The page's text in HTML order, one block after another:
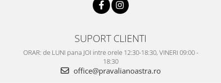
SUPORT CLIENTI
ORAR: de LUNI pana JOI intre orele 12:30-18:30, VINERI 09:00 -
18:30
office@pravalianoastra.ro